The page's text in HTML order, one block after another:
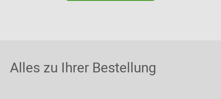
Alles zu Ihrer Bestellung